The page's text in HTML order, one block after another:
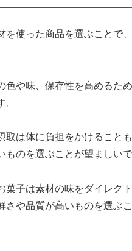
を使った商品を選ぶことで
色や味、保存性を高めるた
取は体に負担をかけることも
ものを選ぶことが望ましいで
菓子は素材の味をダイレク
さや品質が高いものを選ぶ